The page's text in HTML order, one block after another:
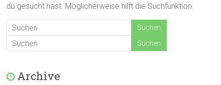
du gesucht hast. Möglicherweise hilft die Suchfunktion.
Archive